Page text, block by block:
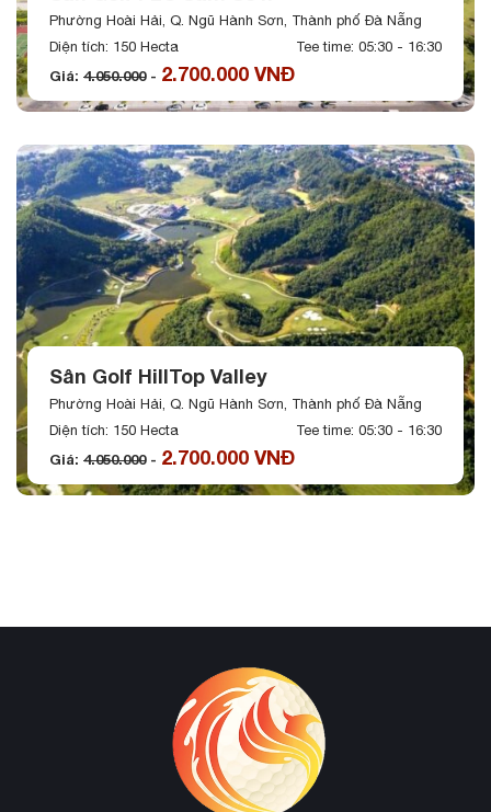
Phường Hoài Hải, Q. Ngũ Hành Sơn, Thành phố Đà Nẵng
Diện tích: 150 Hecta
Tee time: 05:30 - 16:30
Giá: 4.050.000- 2.700.000 VNĐ
Sân Golf HillTop Valley
Phường Hoài Hải, Q. Ngũ Hành Sơn, Thành phố Đà Nẵng
Diện tích: 150 Hecta
Tee time: 05:30 - 16:30
Giá: 4.050.000- 2.700.000 VNĐ